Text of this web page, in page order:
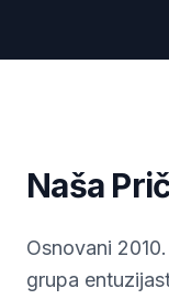
Naša
Osnovani
grupa